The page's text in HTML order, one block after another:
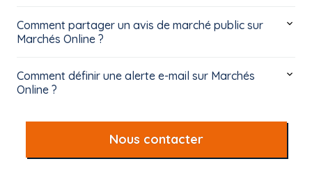
Comment partager un avis de marché public sur
Marchés Online ?
Comment définir une alerte e-mail sur Marchés
Online ?
Nous contacter